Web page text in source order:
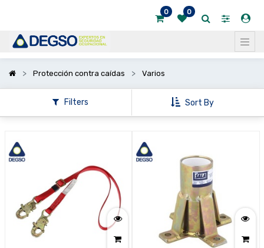
0 0
Protección contra caídas Varios
Filters Sort By